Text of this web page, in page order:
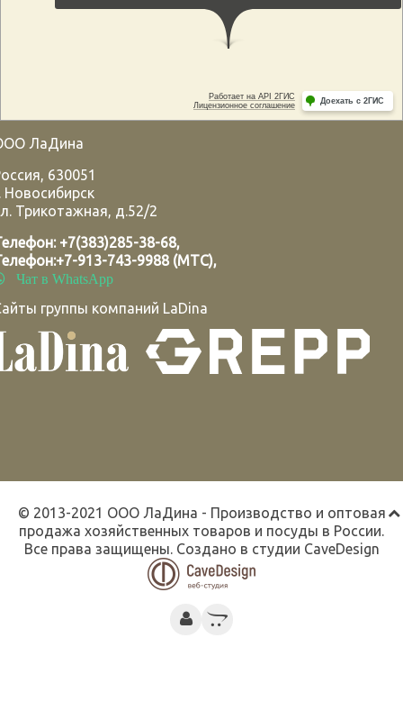
ЛаДина
, 630051
Новосибирск
Трикотажная, д.52/2
+7(383)285-38-68,
+7-913-743-9988 (МТС),
Чат в WhatsApp
группы компаний LaDina
© 2013-2021 ООО ЛаДина - Производство и оптовая
продажа хозяйственных товаров и посуды в России.
Все права защищены. Создано в студии CaveDesign